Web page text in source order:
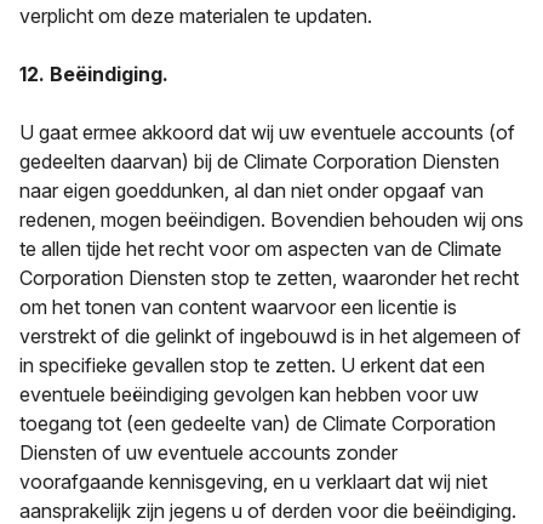
verplicht om deze materialen te updaten.
12. Beëindiging.
U gaat ermee akkoord dat wij uw eventuele accounts (of
gedeelten daarvan) bij de Climate Corporation Diensten
naar eigen goeddunken, al dan niet onder opgaaf van
redenen, mogen beëindigen. Bovendien behouden wij ons
te allen tijde het recht voor om aspecten van de Climate
Corporation Diensten stop te zetten, waaronder het recht
om het tonen van content waarvoor een licentie is
verstrekt of die gelinkt of ingebouwd is in het algemeen of
in specifieke gevallen stop te zetten. U erkent dat een
eventuele beëindiging gevolgen kan hebben voor uw
toegang tot (een gedeelte van) de Climate Corporation
Diensten of uw eventuele accounts zonder
voorafgaande kennisgeving, en u verklaart dat wij niet
aansprakelijk zijn jegens u of derden voor die beëindiging.